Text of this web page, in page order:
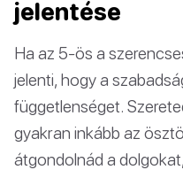
jelentése
Ha az 5-ös a
jelenti, hogy a
függetlenséget.
gyakran inkább az
átgondolnád a